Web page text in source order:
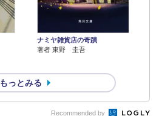
ナミヤ雑貨店の奇蹟
著者 東野 圭吾
もっとみる
Recommended by